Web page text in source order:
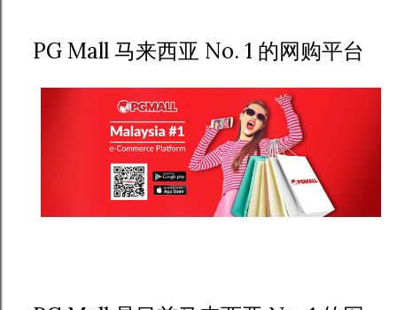
PG Mall 马来西亚 No. 1 的网购平台